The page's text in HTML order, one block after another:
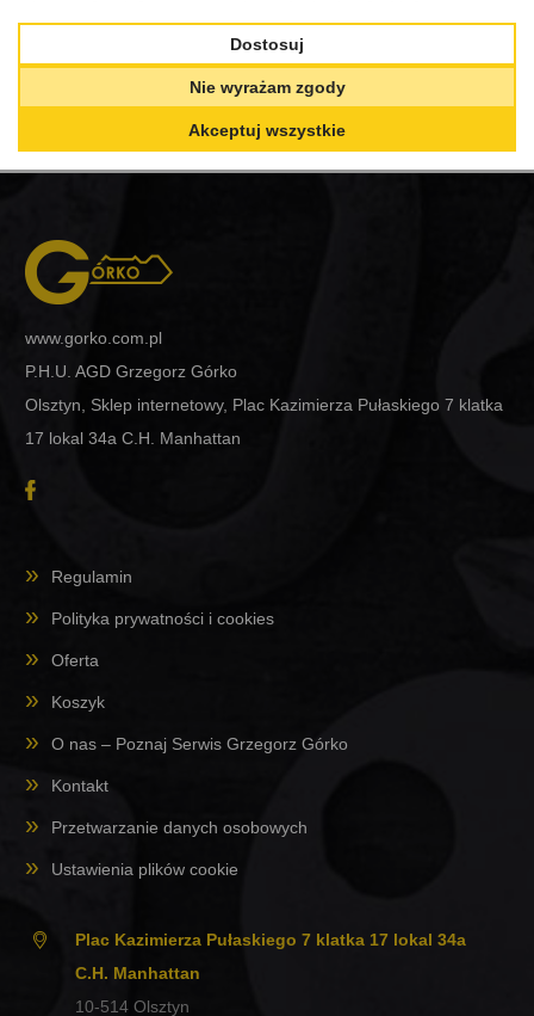
www.gorko.com.pl
P.H.U. AGD Grzegorz Górko
Olsztyn, Sklep internetowy, Plac Kazimierza Pułaskiego 7 klatka
17 lokal 34a C.H. Manhattan
Regulamin
Polityka prywatności i cookies
Oferta
Koszyk
O nas – Poznaj Serwis Grzegorz Górko
Kontakt
Przetwarzanie danych osobowych
Ustawienia plików cookie
Plac Kazimierza Pułaskiego 7 klatka 17 lokal 34a
C.H. Manhattan
10-514 Olsztyn
Dostosuj
Nie wyrażam zgody
Akceptuj wszystkie